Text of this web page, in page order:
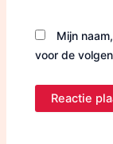
Mijn
voor de